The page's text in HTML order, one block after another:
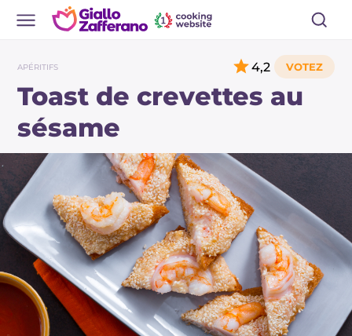
APÉRITIFS
Toast de crevettes au
sésame
4,2